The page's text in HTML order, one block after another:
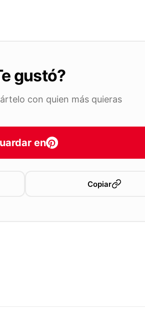
gustó?
con quien más quieras
en
Copiar